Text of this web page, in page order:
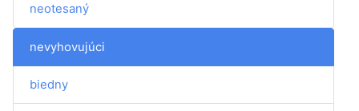
neotesaný
nevyhovujúci
biedny